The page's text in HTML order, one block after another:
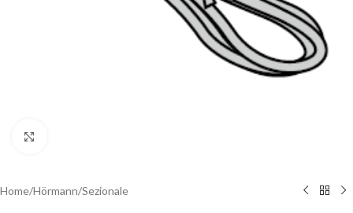
Home/Hörmann/Sezionale